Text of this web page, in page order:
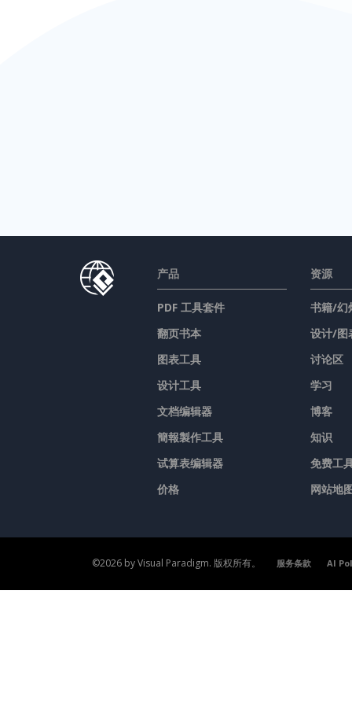
产品
PDF 工具套件
翻页书本
图表工具
设计工具
文档编辑器
簡報製作工具
试算表编辑器
价格
资源
书籍/幻
设计/图
讨论区
学习
博客
知识
免费工
网站地
©2026 by Visual Paradigm. 版权所有。 服务条款 AI